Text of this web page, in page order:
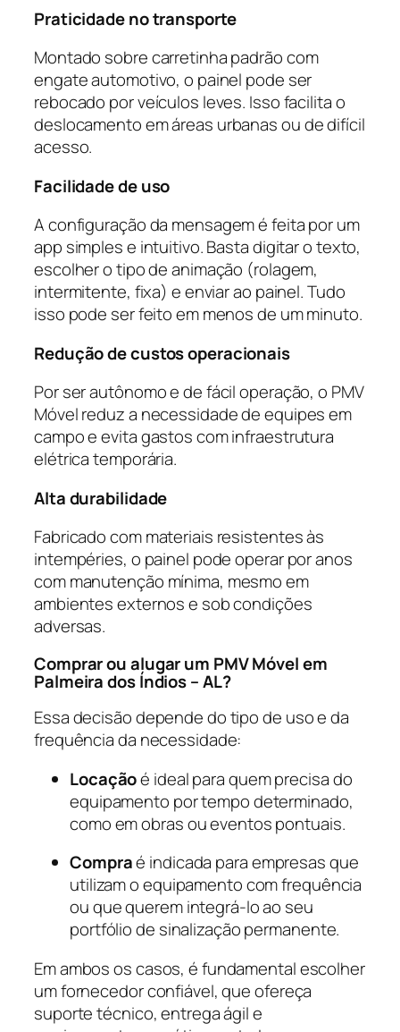
Praticidade no transporte
Montado sobre carretinha padrão com
engate automotivo, o painel pode ser
rebocado por veículos leves. Isso facilita o
deslocamento em áreas urbanas ou de difícil
acesso.
Facilidade de uso
A configuração da mensagem é feita por um
app simples e intuitivo. Basta digitar o texto,
escolher o tipo de animação (rolagem,
intermitente, fixa) e enviar ao painel. Tudo
isso pode ser feito em menos de um minuto.
Redução de custos operacionais
Por ser autônomo e de fácil operação, o PMV
Móvel reduz a necessidade de equipes em
campo e evita gastos com infraestrutura
elétrica temporária.
Alta durabilidade
Fabricado com materiais resistentes às
intempéries, o painel pode operar por anos
com manutenção mínima, mesmo em
ambientes externos e sob condições
adversas.
Comprar ou alugar um PMV Móvel em
Palmeira dos Índios – AL?
Essa decisão depende do tipo de uso e da
frequência da necessidade:
Locaçãoé ideal para quem precisa do
equipamento por tempo determinado,
como em obras ou eventos pontuais.
Compraé indicada para empresas que
utilizam o equipamento com frequência
ou que querem integrá-lo ao seu
portfólio de sinalização permanente.
Em ambos os casos, é fundamental escolher
um fornecedor confiável, que ofereça
suporte técnico, entrega ágil e